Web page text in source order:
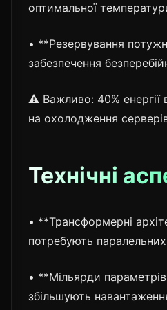
оптимальної
• **Резервування
забезпечення
⚠️ Важливо: 40% енергії
на охолодження
Технічні
• **Трансформерні
потребують
• **Мільярди
збільшують